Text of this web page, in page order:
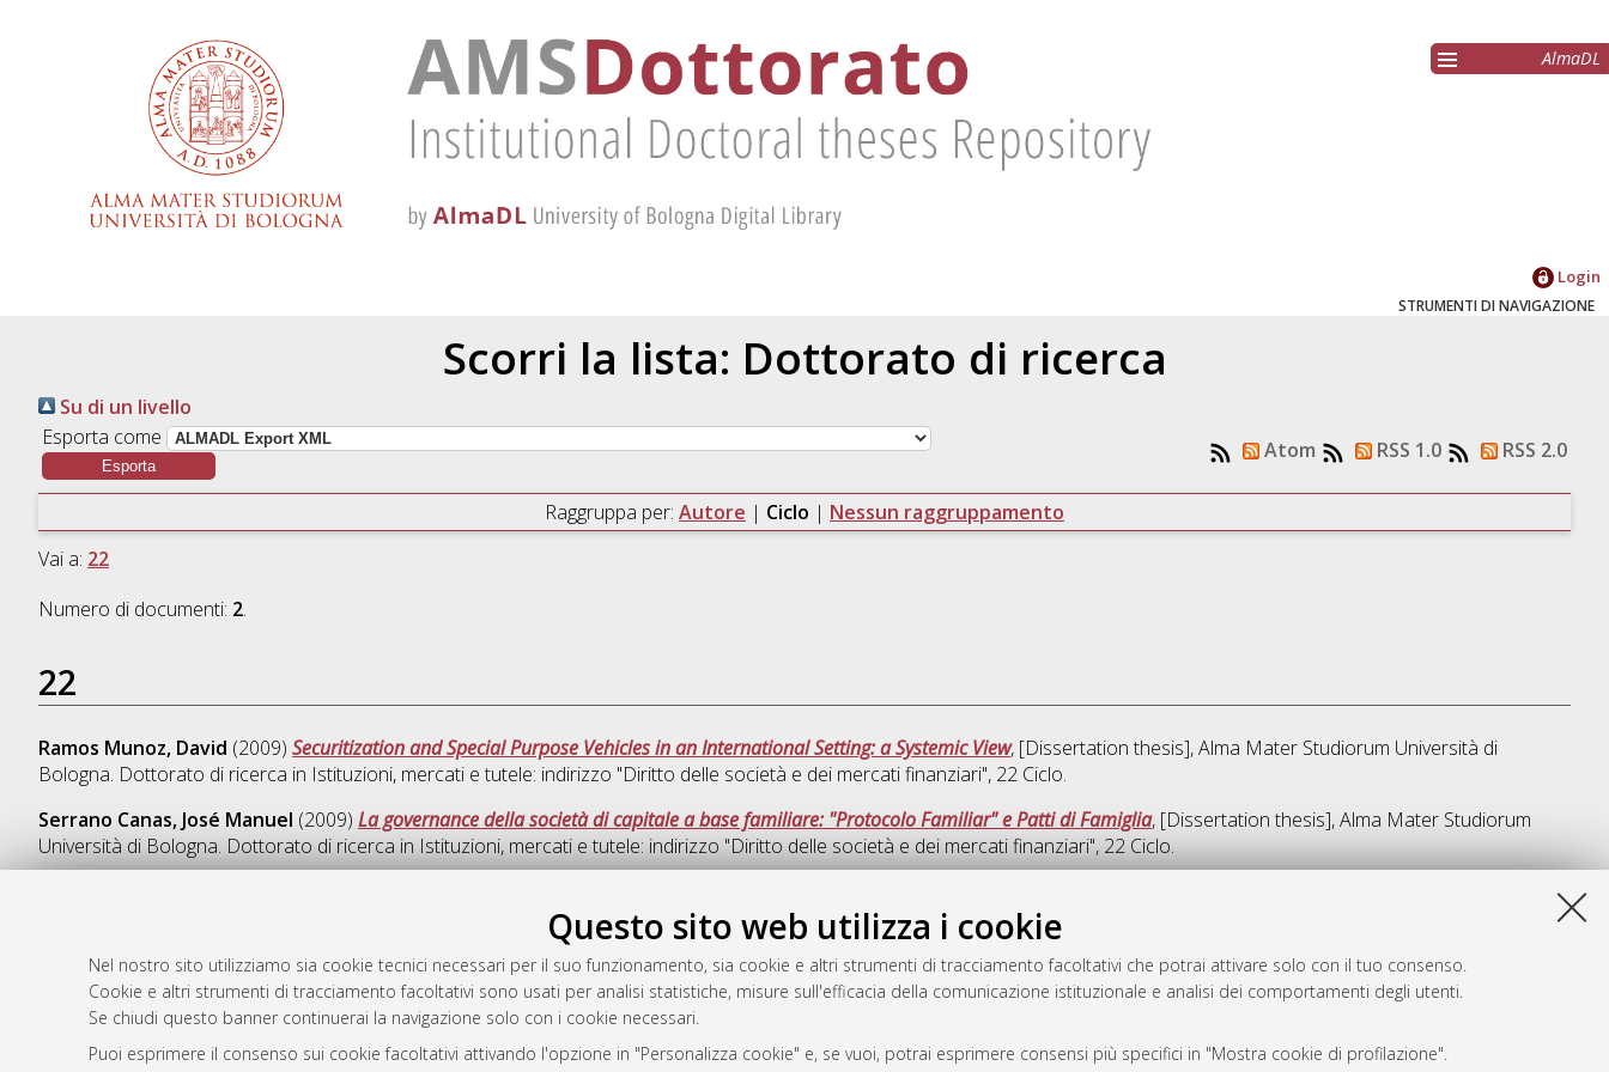
Questo sito web utilizza i cookie
Nel nostro sito utilizziamo sia cookie tecnici necessari per il suo funzionamento, sia cookie e altri strumenti di tracciamento facoltativi che potrai attivare solo con il tuo consenso.
Cookie e altri strumenti di tracciamento facoltativi sono usati per analisi statistiche, misure sull'efficacia della comunicazione istituzionale e analisi dei comportamenti degli utenti.
Se chiudi questo banner continuerai la navigazione solo con i cookie necessari.
Puoi esprimere il consenso sui cookie facoltativi attivando l'opzione in "Personalizza cookie" e, se vuoi, potrai esprimere consensi più specifici in "Mostra cookie di profilazione".
AlmaDL
Login
STRUMENTI DI NAVIGAZIONE
Scorri la lista: Dottorato di ricerca
Su di un livello
Esporta come
Atom RSS 1.0 RSS 2.0
Raggruppa per: Autore | Ciclo | Nessun raggruppamento
Vai a: 22
Numero di documenti: 2.
22
Ramos Munoz, David (2009) Securitization and Special Purpose Vehicles in an International Setting: a Systemic View, [Dissertation thesis], Alma Mater Studiorum Università di
Bologna. Dottorato di ricerca in Istituzioni, mercati e tutele: indirizzo "Diritto delle società e dei mercati finanziari", 22 Ciclo.
Serrano Canas, José Manuel (2009) La governance della società di capitale a base familiare: "Protocolo Familiar" e Patti di Famiglia, [Dissertation thesis], Alma Mater Studiorum
Università di Bologna. Dottorato di ricerca in Istituzioni, mercati e tutele: indirizzo "Diritto delle società e dei mercati finanziari", 22 Ciclo.
Fri Aug 7 20:41:18 2026 CEST.
Atom
Rss 1.0
Rss 2.0
AMS Dottorato
ISSN: 2038-7946
Servizio implementato e gestito da
Impostazioni Cookie